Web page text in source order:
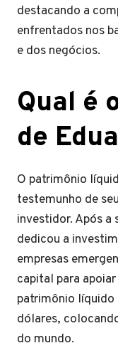
destacando a
enfrentados nos
e dos negócios.
Qual é
de
O patrimônio
testemunho de
investidor. Após a
dedicou a
empresas
capital para
patrimônio líquido
dólares,
do mundo.